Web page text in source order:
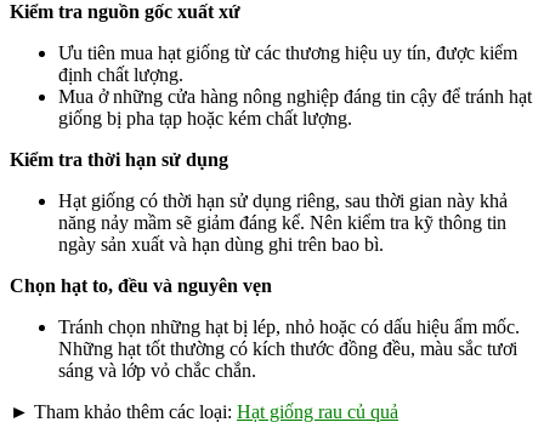
Kiểm tra nguồn gốc xuất xứ
Ưu tiên mua hạt giống từ các thương hiệu uy tín, được kiểm
định chất lượng.
Mua ở những cửa hàng nông nghiệp đáng tin cậy để tránh hạt
giống bị pha tạp hoặc kém chất lượng.
Kiểm tra thời hạn sử dụng
Hạt giống có thời hạn sử dụng riêng, sau thời gian này khả
năng nảy mầm sẽ giảm đáng kể. Nên kiểm tra kỹ thông tin
ngày sản xuất và hạn dùng ghi trên bao bì.
Chọn hạt to, đều và nguyên vẹn
Tránh chọn những hạt bị lép, nhỏ hoặc có dấu hiệu ẩm mốc.
Những hạt tốt thường có kích thước đồng đều, màu sắc tươi
sáng và lớp vỏ chắc chắn.
► Tham khảo thêm các loại: Hạt giống rau củ quả